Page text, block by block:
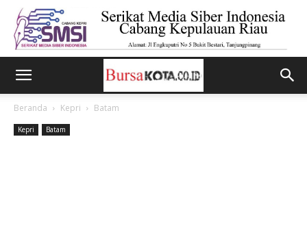
Beranda Kepri Batam
Kepri Batam